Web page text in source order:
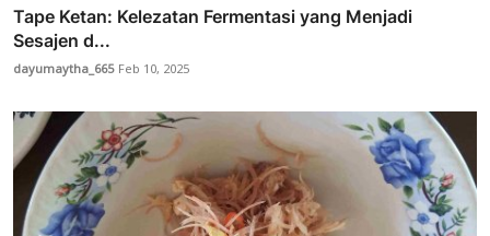
Tape Ketan: Kelezatan Fermentasi yang Menjadi
Sesajen d...
dayumaytha_665 Feb 10, 2025